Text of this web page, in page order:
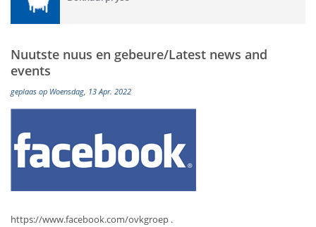
Nuutste nuus en gebeure/Latest news and
events
geplaas op Woensdag, 13 Apr. 2022
https://www.facebook.com/ovkgroep .